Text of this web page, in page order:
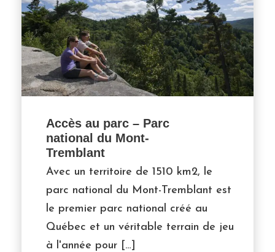
Accès au parc – Parc
national du Mont-
Tremblant
Avec un territoire de 1510 km2, le
parc national du Mont-Tremblant est
le premier parc national créé au
Québec et un véritable terrain de jeu
à l'année pour […]